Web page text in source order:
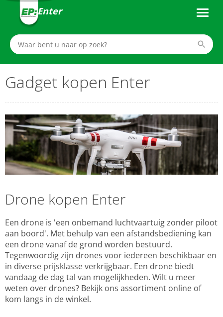
Enter
Gadget kopen Enter
Drone kopen Enter
Een drone is 'een onbemand luchtvaartuig zonder piloot
aan boord'. Met behulp van een afstandsbediening kan
een drone vanaf de grond worden bestuurd.
Tegenwoordig zijn drones voor iedereen beschikbaar en
in diverse prijsklasse verkrijgbaar. Een drone biedt
vandaag de dag tal van mogelijkheden. Wilt u meer
weten over drones? Bekijk ons assortiment online of
kom langs in de winkel.